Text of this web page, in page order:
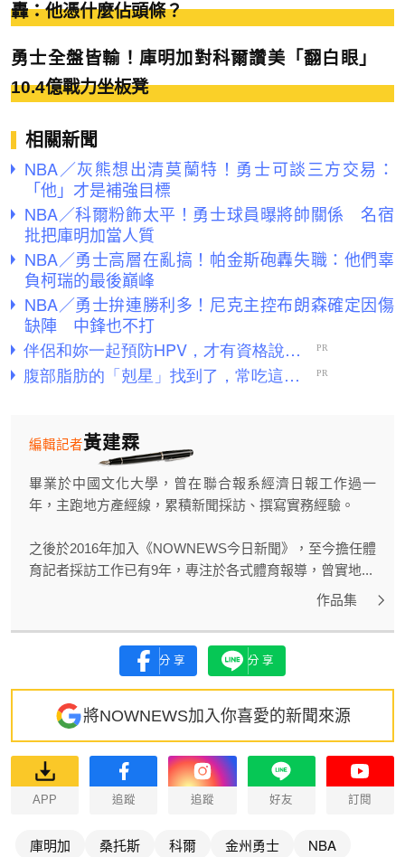
轟：他憑什麼佔頭條？
勇士全盤皆輸！庫明加對科爾讚美「翻白眼」
10.4億戰力坐板凳
相關新聞
NBA／灰熊想出清莫蘭特！勇士可談三方交易：
「他」才是補強目標
NBA／科爾粉飾太平！勇士球員曝將帥關係 名宿
批把庫明加當人質
NBA／勇士高層在亂搞！帕金斯砲轟失職：他們辜
負柯瑞的最後巔峰
NBA／勇士拚連勝利多！尼克主控布朗森確定因傷
缺陣 中鋒也不打
黃建霖
編輯記者
畢業於中國文化大學，曾在聯合報系經濟日報工作過一
年，主跑地方產經線，累積新聞採訪、撰寫實務經驗。
之後於2016年加入《NOWNEWS今日新聞》，至今擔任體
育記者採訪工作已有9年，專注於各式體育報導，曾實地...
作品集
分享 分享
將NOWNEWS加入你喜愛的新聞來源
APP 追蹤 追蹤 好友 訂閱
庫明加 桑托斯 科爾 金州勇士 NBA